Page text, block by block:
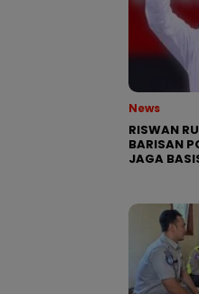
News
RISWAN
BARISAN
JAGA